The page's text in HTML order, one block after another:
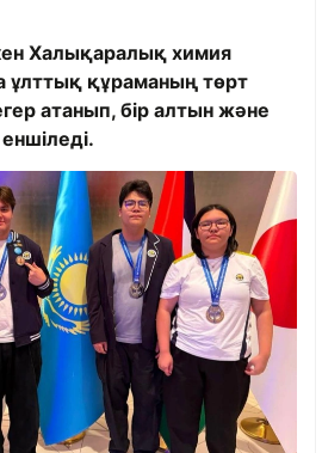
Халықаралық химия
ұлттық құраманың төрт
атанып, бір алтын және